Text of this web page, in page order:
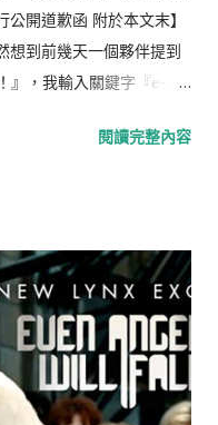
開道歉函 附於本文末】
想到前幾天一個夥伴提到
』，我輸入關鍵字『e-
。提案，我們沒有收到任
天，台灣還存有如此明目
去的公司，這已經不是
News 記者：彭夢竺 。
閱讀完整內容